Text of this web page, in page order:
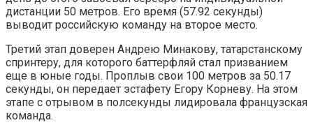
дистанции 50 метров. Его время (57.92 секунды)
выводит российскую команду на второе место.
Третий этап доверен Андрею Минакову, татарстанскому
спринтеру, для которого баттерфляй стал призванием
еще в юные годы. Проплыв свои 100 метров за 50.17
секунды, он передает эстафету Егору Корневу. На этом
этапе с отрывом в полсекунды лидировала французская
команда.